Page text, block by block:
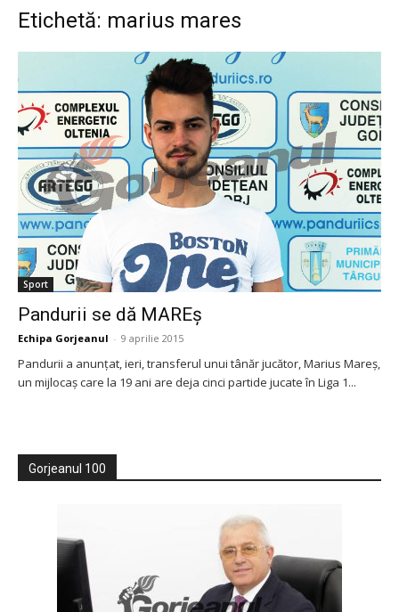
Etichetă: marius mares
Sport
Pandurii se dă MAREș
Echipa Gorjeanul - 9 aprilie 2015
Pandurii a anunțat, ieri, transferul unui tânăr jucător, Marius Mareș,
un mijlocaș care la 19 ani are deja cinci partide jucate în Liga 1...
Gorjeanul 100